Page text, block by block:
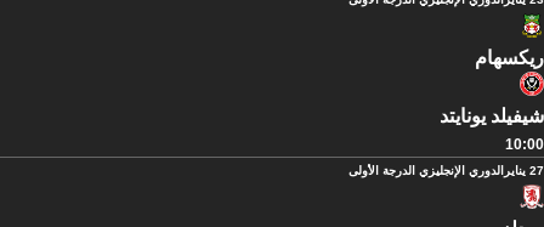
ريكسهام
شيفيلد يونايتد
10:00
27 يناير الدوري الإنجليزي الدرجة الأولى